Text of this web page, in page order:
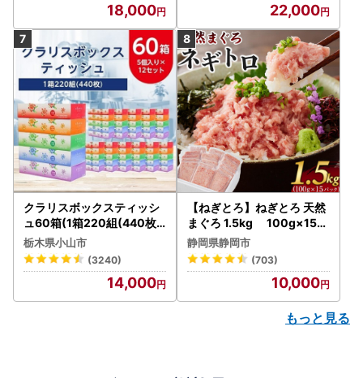
18,000 22,000
クラリスボックスティッシ
ュ60箱(1箱220組(440枚))
(5個入り×12セット)【配送
不可地域：離島・沖縄県】
【1256759】
栃木県小山市
(3240)
14,000
【ねぎとろ】ねぎとろ 天然
まぐろ 1.5kg 100g×15パ
ック
静岡県静岡市
(703)
10,000
もっと見る